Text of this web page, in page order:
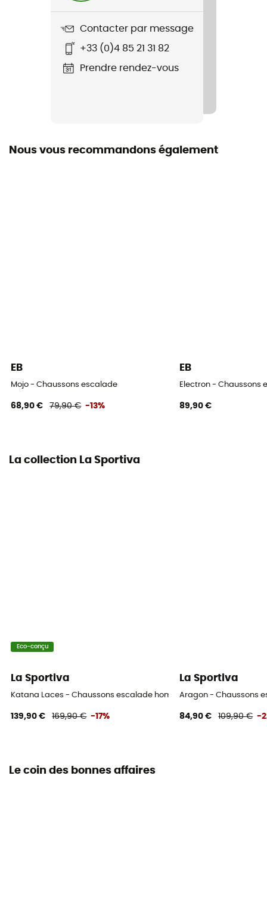
Bloc / Falaise / Grande voie
Tension arrière
Moyenne
Contacter par message
+33 (0)4 85 21 31 82
Prendre rendez-vous
Nous vous recommandons également
EB
Mojo - Chaussons escalade
68,90 € 79,90 € -13%
EB
Electron - Chaussons
89,90 €
La collection La Sportiva
Eco-conçu
La Sportiva
Katana Laces - Chaussons escalade homme
139,90 € 169,90 € -17%
La Sportiva
Aragon - Chaussons
84,90 € 109,90 € -
Le coin des bonnes affaires